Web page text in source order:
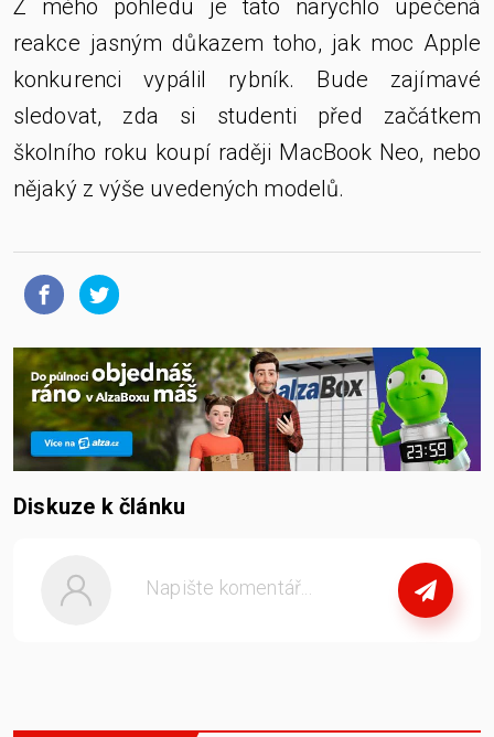
Z mého pohledu je tato narychlo upečená
reakce jasným důkazem toho, jak moc Apple
konkurenci vypálil rybník. Bude zajímavé
sledovat, zda si studenti před začátkem
školního roku koupí raději MacBook Neo, nebo
nějaký z výše uvedených modelů.
Diskuze k článku